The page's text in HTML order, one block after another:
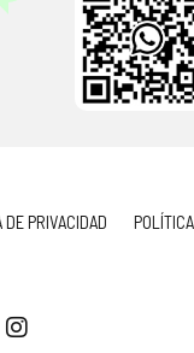
DE PRIVACIDAD